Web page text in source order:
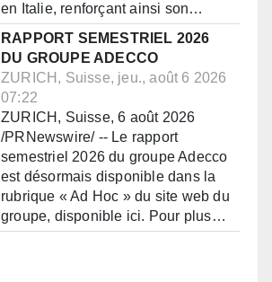
en Italie, renforçant ainsi son…
RAPPORT SEMESTRIEL 2026
DU GROUPE ADECCO
ZURICH, Suisse, jeu., août 6 2026
07:22
ZURICH, Suisse, 6 août 2026
/PRNewswire/ -- Le rapport
semestriel 2026 du groupe Adecco
est désormais disponible dans la
rubrique « Ad Hoc » du site web du
groupe, disponible ici. Pour plus…